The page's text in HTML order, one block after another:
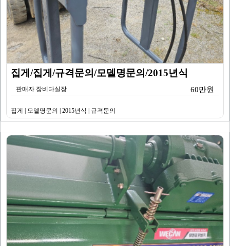
집게/집게/규격문의/모델명문의/2015년식
판매자 장비다실장 60만원
집게 | 모델명문의 | 2015년식 | 규격문의